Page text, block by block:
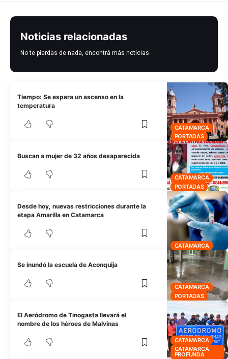
Noticias relacionadas
No te pierdas de nada, encontrá más noticias
CATAMARCA
PORTADAS
Tiempo: Se espera un ascenso en la
temperatura
CATAMARCA
PORTADAS
Buscan a mujer de 32 años desaparecida
CATAMARCA
Desde hoy, nuevas restricciones durante la
etapa Amarilla en Catamarca
CATAMARCA
PORTADAS
Se inundó la escuela de Aconquija
CATAMARCA
CATAMARCA
PROFUNDA
El Aeródromo de Tinogasta llevará el
nombre de los héroes de Malvinas